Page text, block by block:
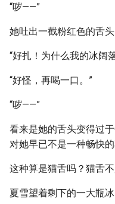
“哕——”
她吐出一截粉红色的舌头
“好扎！为什么我的冰阔
“好怪，再喝一口。”
“哕——”
看来是她的舌头变得过
对她早已不是一种畅快
这种算是猫舌吗？猫舌
夏雪望着剩下的一大瓶冰